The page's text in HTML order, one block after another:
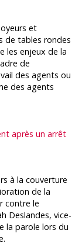
et
de tables rondes
les enjeux de la
de
des agents ou
des agents
après un arrêt
à la couverture
de la
contre le
Deslandes, vice-
la parole lors du